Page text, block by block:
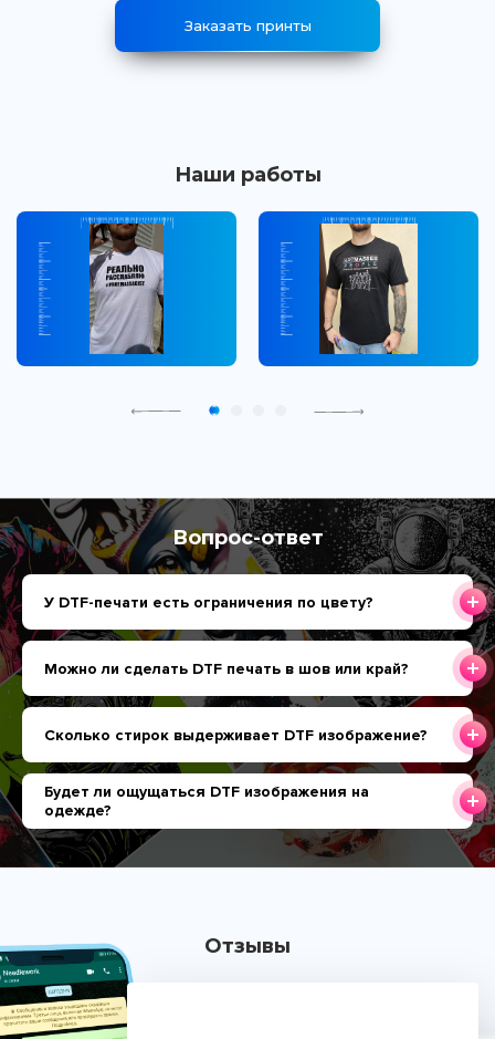
Заказать принты
Наши работы
Вопрос-ответ
У DTF-печати есть ограничения по цвету?
Можно ли сделать DTF печать в шов или край?
Сколько стирок выдерживает DTF изображение?
Будет ли ощущаться DTF изображения на
одежде?
Отзывы